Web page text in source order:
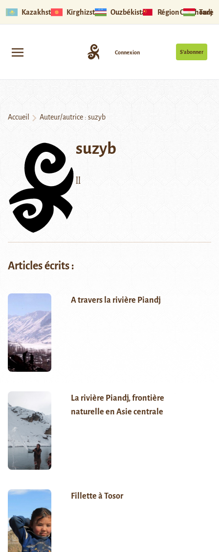
Kazakhstan Kirghizstan Ouzbékistan Région Ouïghoure
S’abonner
Connexion
Accueil Auteur/autrice : suzyb
suzyb
ll
Articles écrits :
A travers la rivière Piandj
La rivière Piandj, frontière
naturelle en Asie centrale
Fillette à Tosor